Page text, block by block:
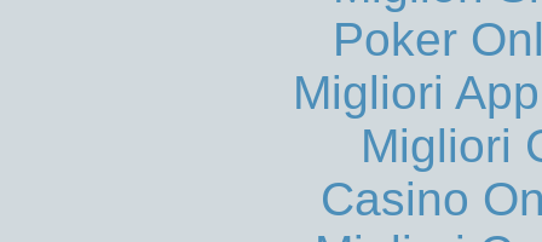
Poker
Migliori
Migliori
Casino